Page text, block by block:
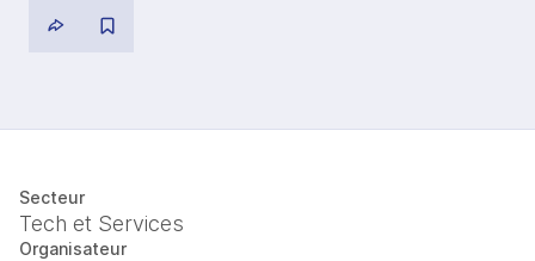
Secteur
Tech et Services
Organisateur